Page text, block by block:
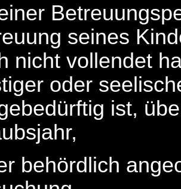
seines
nicht vollendet
oder
ist,
behördlich